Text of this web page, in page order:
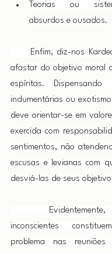
Teorias ou
absurdos e ousados.
Enfim, diz-nos
afastar do objetivo moral
espíritas. Dispensando
indumentárias ou
deve orientar-se em
exercida com
sentimentos, não
escusas e levianas com
desviá-las de seus
Evidentemente, as
inconscientes
problema nas reuniões